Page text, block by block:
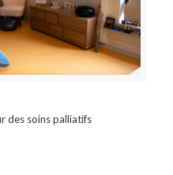
des soins palliatifs